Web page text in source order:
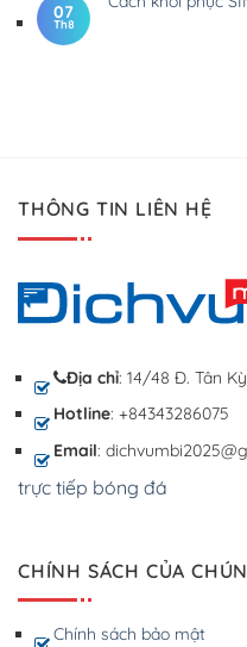
07
Th8
THÔNG TIN LIÊN HỆ
Địa chỉ: 14/48 Đ. Tân
Hotline: +84343286075
Email:
trực tiếp bóng đá
CHÍNH SÁCH CỦA
Chính sách bảo mật